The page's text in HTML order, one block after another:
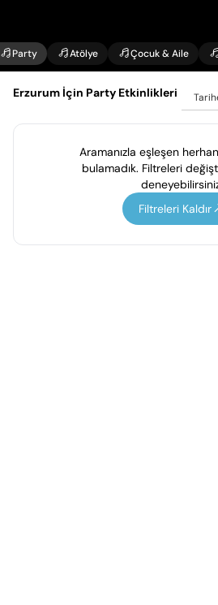
Party Atölye Çocuk & Aile
Erzurum İçin Party Etkinlikleri
Aramanızla eşleşen
bulamadık. Filtreleri
Filtreleri Kaldır